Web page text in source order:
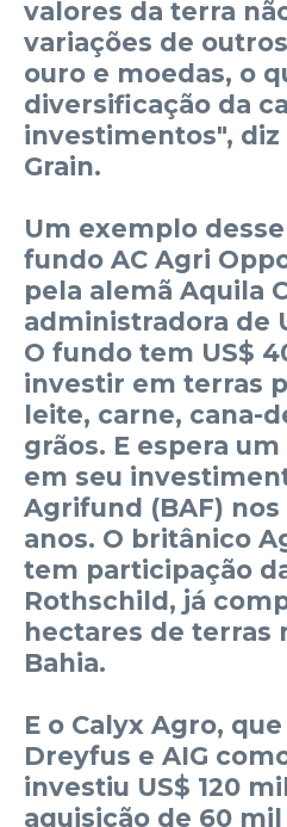
valores da terra
variações de
ouro e moedas, o
diversificação da
investimentos", diz
Grain.
Um exemplo
fundo AC Agri
pela alemã Aquila
administradora de
O fundo tem US$
investir em terras
leite, carne, cana-
grãos. E espera
em seu
Agrifund (BAF)
anos. O britânico
tem participação
Rothschild, já
hectares de terras
Bahia.
E o Calyx Agro,
Dreyfus e AIG
investiu US$ 120
aquisição de 60